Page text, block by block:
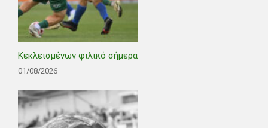
Κεκλεισμένων φιλικό σήμερα
01/08/2026